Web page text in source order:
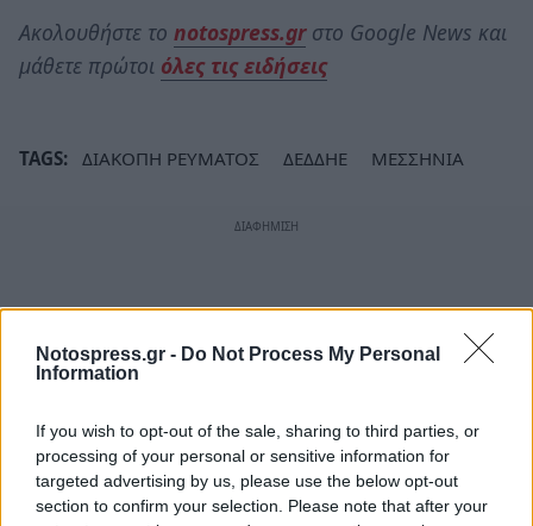
Notospress.gr - Do Not Process My Personal
Information
If you wish to opt-out of the sale, sharing to third parties, or
processing of your personal or sensitive information for
targeted advertising by us, please use the below opt-out
section to confirm your selection. Please note that after your
Ακολουθήστε το notospress.grστο Google News και
μάθετε πρώτοι όλες τις ειδήσεις
TAGS: ΔΙΑΚΟΠΗ ΡΕΥΜΑΤΟΣ ΔΕΔΔΗΕ ΜΕΣΣΗΝΙΑ